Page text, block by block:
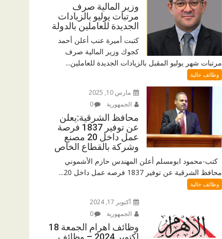
وزير المالية صرف
مرتبات يوليو بالزيادات
الجديدة للعاملين بالدولة
كتبت أميرة عنب أعلن أحمد
كجوك وزير المالية صرف
مرتبات شهر يوليو المقبل بالزيادات الجديدة للعاملين...
وظائف خالية
مارس 10, 2025
الجمهورية
0
محافظ الشرقية:يعلن
عن توفير 1837 فرصة
عمل داخل 20 مصنع
وشركة بالقطاع الخاص
كتب-محمود ابومسلم أعلن المهندس حازم الأشموني
محافظ الشرقية عن توفير 1837 فرصه عمل داخل 20...
وظائف خالية
أكتوبر 17, 2024
الجمهورية
0
وظائف اهرام الجمعة 18
اكتوبر 2024 – وظائف